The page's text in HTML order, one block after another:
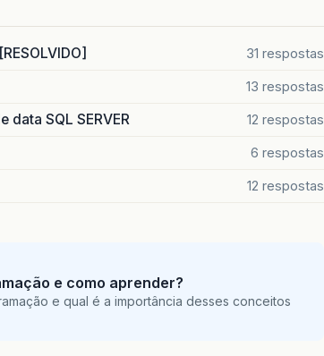
31 respostas
13 respostas
data SQL SERVER 12 respostas
6 respostas
12 respostas
e como aprender?
e qual é a importância desses conceitos